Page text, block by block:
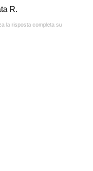
R.
la risposta completa su